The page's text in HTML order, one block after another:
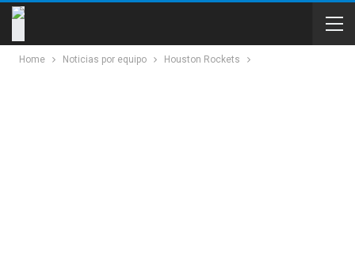
Home Noticias por equipo Houston Rockets